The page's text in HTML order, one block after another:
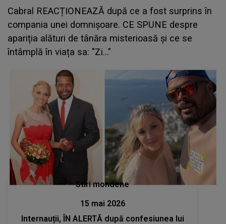
Cabral REACȚIONEAZĂ după ce a fost surprins în
compania unei domnișoare. CE SPUNE despre
apariția alături de tânăra misterioasă și ce se
întâmplă în viața sa: "Zi..."
Stiri mondene
15 mai 2026
Internauții, ÎN ALERTĂ după confesiunea lui